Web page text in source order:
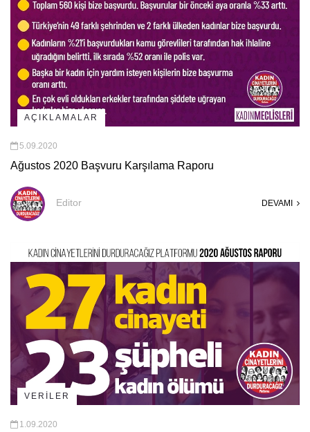
AÇIKLAMALAR
5.09.2020
Ağustos 2020 Başvuru Karşılama Raporu
Editor DEVAMI
VERİLER
1.09.2020